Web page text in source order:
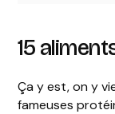
15
Ça y est, on y
fameuses